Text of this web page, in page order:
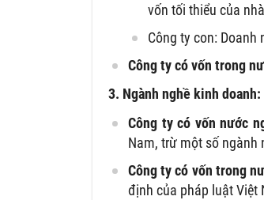
vốn tối thiểu của
Công ty con:
Công ty có vốn trong
3. Ngành nghề kinh doanh:
Công ty có vốn nước
Nam, trừ một số ngành
Công ty có vốn trong
định của pháp luật Việt